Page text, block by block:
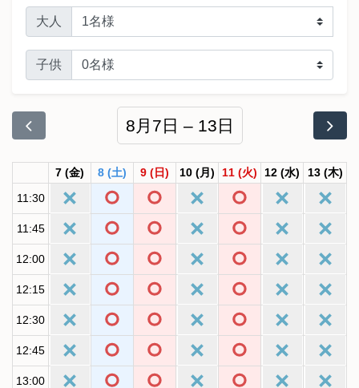
大人
子供
8月7日 – 13日
7 (金) 8 (土) 9 (日) 10 (月) 11 (火) 12 (水) 13 (木)
11:30
11:45
12:00
12:15
12:30
12:45
13:00